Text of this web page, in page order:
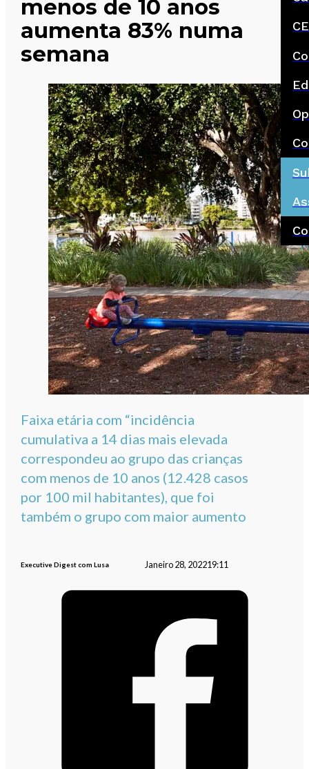
menos de 10 anos
aumenta 83% numa
semana
Faixa etária com “incidência
cumulativa a 14 dias mais elevada
correspondeu ao grupo das crianças
com menos de 10 anos (12.428 casos
por 100 mil habitantes), que foi
também o grupo com maior aumento
Executive Digest com Lusa Janeiro 28, 202219:11